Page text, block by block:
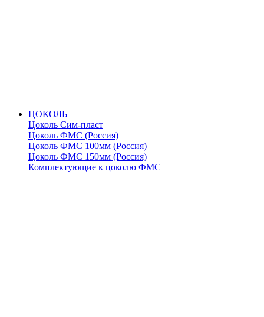
ЦОКОЛЬ
Цоколь Сим-пласт
Цоколь ФМС (Россия)
Цоколь ФМС 100мм (Россия)
Цоколь ФМС 150мм (Россия)
Комплектующие к цоколю ФМС